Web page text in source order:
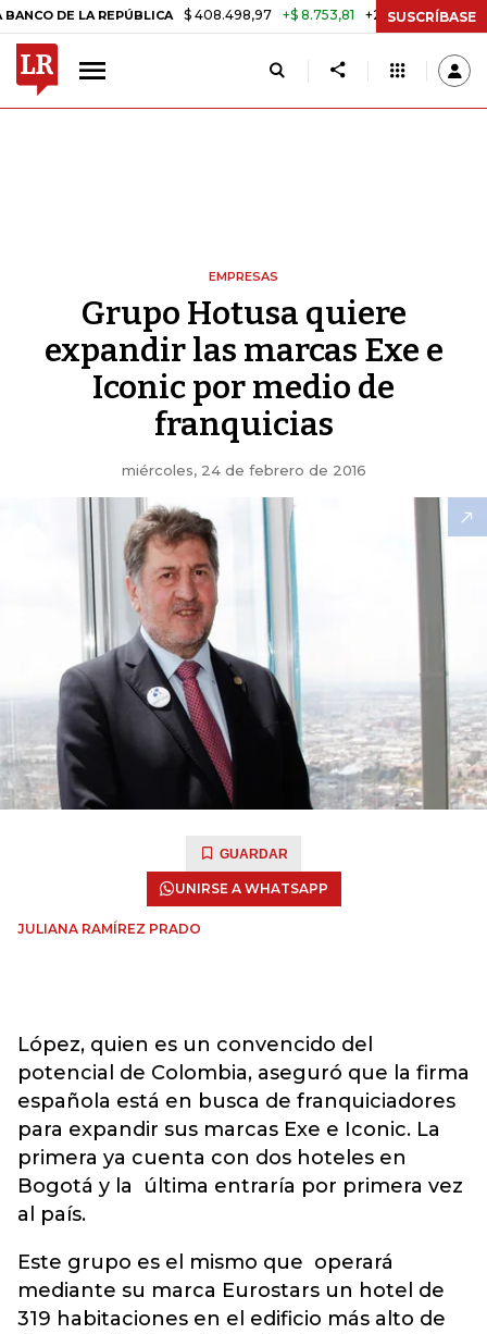
LA REPÚBLICA $ 408.498,97 +$ 8.753,81 +2,19% TASA DE
SUSCRÍBASE
EMPRESAS
Grupo Hotusa quiere
expandir las marcas Exe e
Iconic por medio de
franquicias
miércoles, 24 de febrero de 2016
GUARDAR
UNIRSE A WHATSAPP
JULIANA RAMÍREZ PRADO
López, quien es un convencido del
potencial de Colombia, aseguró que la firma
española está en busca de franquiciadores
para expandir sus marcas Exe e Iconic. La
primera ya cuenta con dos hoteles en
Bogotá y la última entraría por primera vez
al país.
Este grupo es el mismo que operará
mediante su marca Eurostars un hotel de
319 habitaciones en el edificio más alto de